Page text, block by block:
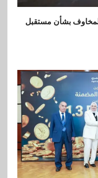
بشأن مستقبل